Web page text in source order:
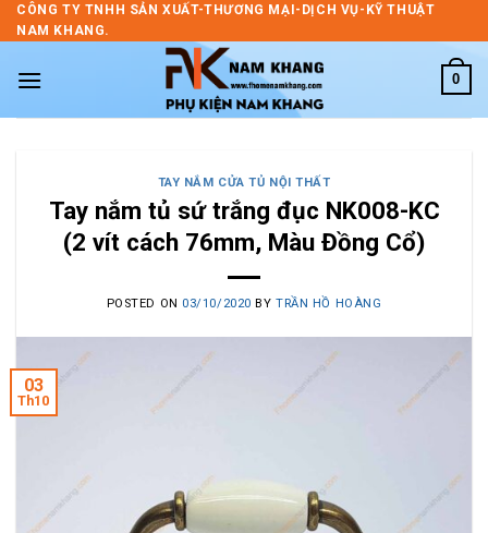
Skip
to
CÔNG TY TNHH SẢN XUẤT-THƯƠNG MẠI-DỊCH VỤ-KỸ THUẬT
NAM KHANG.
0
TAY NẮM CỬA TỦ NỘI THẤT
Tay nắm tủ sứ trắng đục NK008-KC
(2 vít cách 76mm, Màu Đồng Cổ)
POSTED ON 03/10/2020 BYTRẦN HỒ HOÀNG
03
Th10